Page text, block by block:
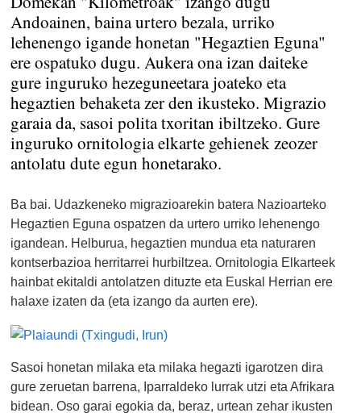
Andoainen, baina urtero bezala, urriko
lehenengo igande honetan "Hegaztien Eguna"
ere ospatuko dugu. Aukera ona izan daiteke
gure inguruko hezeguneetara joateko eta
hegaztien behaketa zer den ikusteko. Migrazio
garaia da, sasoi polita txoritan ibiltzeko. Gure
inguruko ornitologia elkarte gehienek zeozer
antolatu dute egun honetarako.
Ba bai. Udazkeneko migrazioarekin batera Nazioarteko
Hegaztien Eguna ospatzen da urtero urriko lehenengo
igandean. Helburua, hegaztien mundua eta naturaren
kontserbazioa herritarrei hurbiltzea. Ornitologia Elkarteek
hainbat ekitaldi antolatzen dituzte eta Euskal Herrian ere
halaxe izaten da (eta izango da aurten ere).
Sasoi honetan milaka eta milaka hegazti igarotzen dira
gure zeruetan barrena, Iparraldeko lurrak utzi eta Afrikara
bidean. Oso garai egokia da, beraz, urtean zehar ikusten